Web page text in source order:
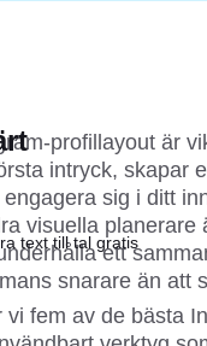
profillayout är
intryck, skapar
sig i ditt
visuella planerare
ett
snarare än att
vi fem av de bästa
text till tal gratis